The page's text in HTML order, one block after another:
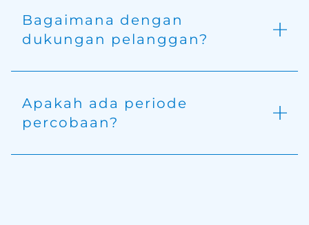
Bagaimana dengan
dukungan pelanggan?
Apakah ada periode
percobaan?